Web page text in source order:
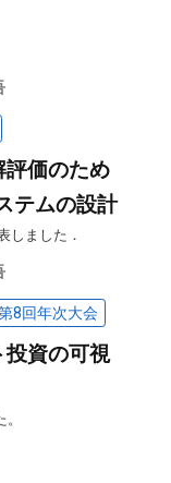
価のため
テムの設計
しました．
8回年次大会
投資の可視